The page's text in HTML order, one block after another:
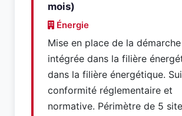
mois)
Énergie
Mise en place de la démarche
intégrée dans la filière
dans la filière énergétique.
conformité réglementaire et
normative. Périmètre de 5